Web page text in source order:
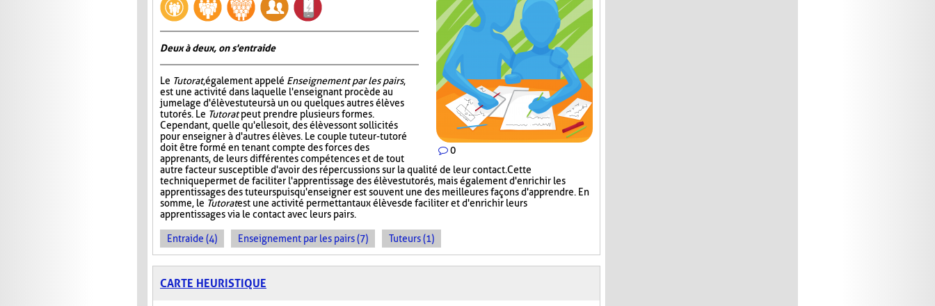
0
Deux à deux, on s'entraide
Le Tutorat, également appelé Enseignement par les pairs,
est une activité dans laquelle l'enseignant procède au
jumelage d'élèves tuteurs à un ou quelques autres élèves
tutorés. Le Tutoratpeut prendre plusieurs formes.
Cependant, quelle qu'elle soit, des élèves sont sollicités
pour enseigner à d'autres élèves. Le couple tuteur-tutoré
doit être formé en tenant compte des forces des
apprenants, de leurs différentes compétences et de tout
autre facteur susceptible d'avoir des répercussions sur la qualité de leur contact. Cette
technique permet de faciliter l'apprentissage des élèves tutorés, mais également d'enrichir les
apprentissages des tuteurs puisqu'enseigner est souvent une des meilleures façons d'apprendre. En
somme, le Tutoratest une activité permettant aux élèves de faciliter et d'enrichir leurs
apprentissages via le contact avec leurs pairs.
Entraide (4) Enseignement par les pairs (7) Tuteurs (1)
CARTE HEURISTIQUE